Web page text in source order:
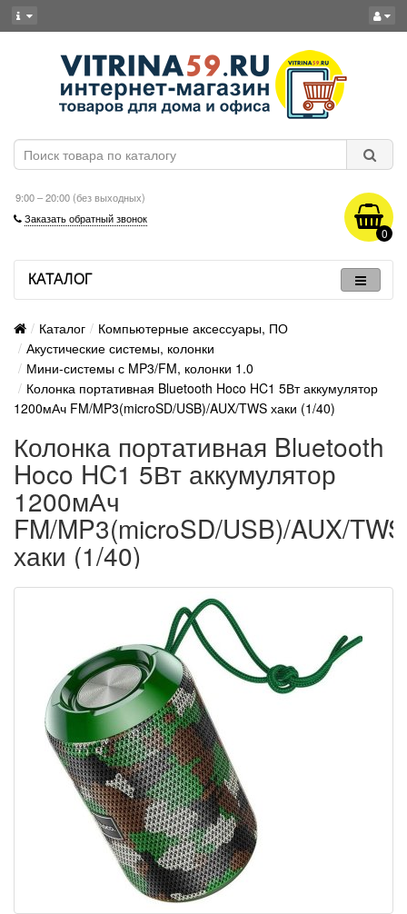
9:00 – 20:00 (без выходных)
Заказать обратный звонок
0
КАТАЛОГ
Каталог
Компьютерные аксессуары, ПО
Акустические системы, колонки
Мини-системы с MP3/FM, колонки 1.0
Колонка портативная Bluetooth Hoco HC1 5Вт аккумулятор
1200мАч FM/MP3(microSD/USB)/AUX/TWS хаки (1/40)
Колонка портативная Bluetooth
Hoco HC1 5Вт аккумулятор
1200мАч
FM/MP3(microSD/USB)/AUX/TWS
хаки (1/40)